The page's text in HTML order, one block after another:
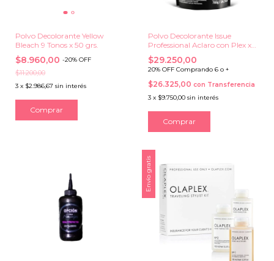
Polvo Decolorante Yellow
Bleach 9 Tonos x 50 grs.
$8.960,00 -20% OFF
$11.200,00
3 x $2.986,67 sin interés
Polvo Decolorante Issue
Professional Aclaro con Plex x
700 grs.
$29.250,00
20% OFF Comprando 6 o +
$26.325,00 con Transferencia
3 x $9.750,00 sin interés
Envío gratis